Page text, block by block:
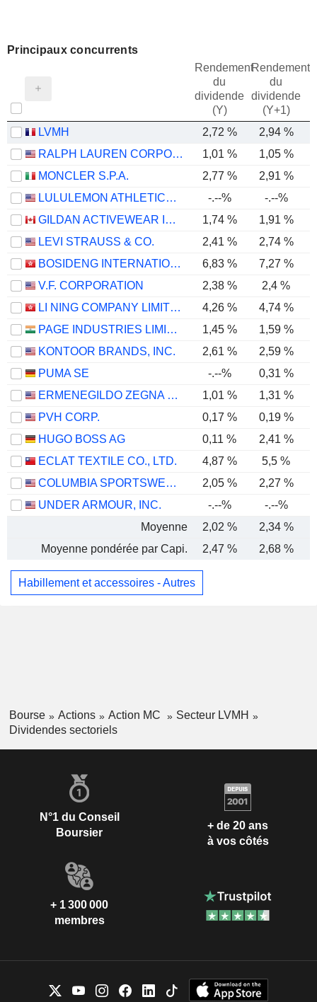
Principaux concurrents
Rendement
du
dividende
(Y)
Rendement
du
dividende
(Y+1)
LVMH 2,72 %
2,94 %
RALPH LAUREN CORPORATION
1,01 % 1,05 %
MONCLER S.P.A.
2,77 % 2,91 %
LULULEMON ATHLETICA INC.
-.--% -.--%
GILDAN ACTIVEWEAR INC.
1,74 % 1,91 %
LEVI STRAUSS & CO.
2,41 % 2,74 %
BOSIDENG INTERNATIONAL HOLDINGS LIMITED
6,83 % 7,27 %
V.F. CORPORATION
2,38 % 2,4 %
LI NING COMPANY LIMITED
4,26 % 4,74 %
PAGE INDUSTRIES LIMITED
1,45 % 1,59 %
KONTOOR BRANDS, INC.
2,61 % 2,59 %
PUMA SE
-.--% 0,31 %
ERMENEGILDO ZEGNA N.V.
1,01 % 1,31 %
PVH CORP.
0,17 %
0,19 %
HUGO BOSS AG
0,11 %
2,41 %
ECLAT TEXTILE CO., LTD.
4,87 % 5,5 %
COLUMBIA SPORTSWEAR COMPANY
2,05 % 2,27 %
UNDER ARMOUR, INC.
-.--% -.--%
Moyenne
2,02 % 2,34 %
Moyenne pondérée par Capi.
2,47 % 2,68 %
Habillement et accessoires - Autres
Bourse Actions Action MC
Secteur LVMH
Dividendes sectoriels
N°1 du Conseil
Boursier
+ de 20 ans
à vos côtés
+ 1 300 000
membres